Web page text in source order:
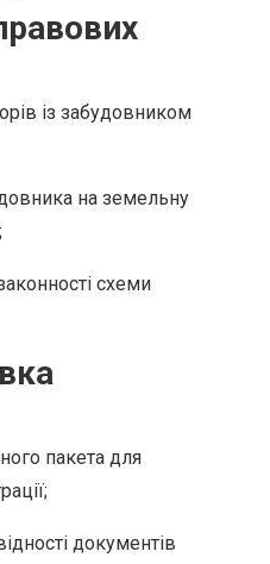
із забудовником
на земельну
схеми
пакета для
документів